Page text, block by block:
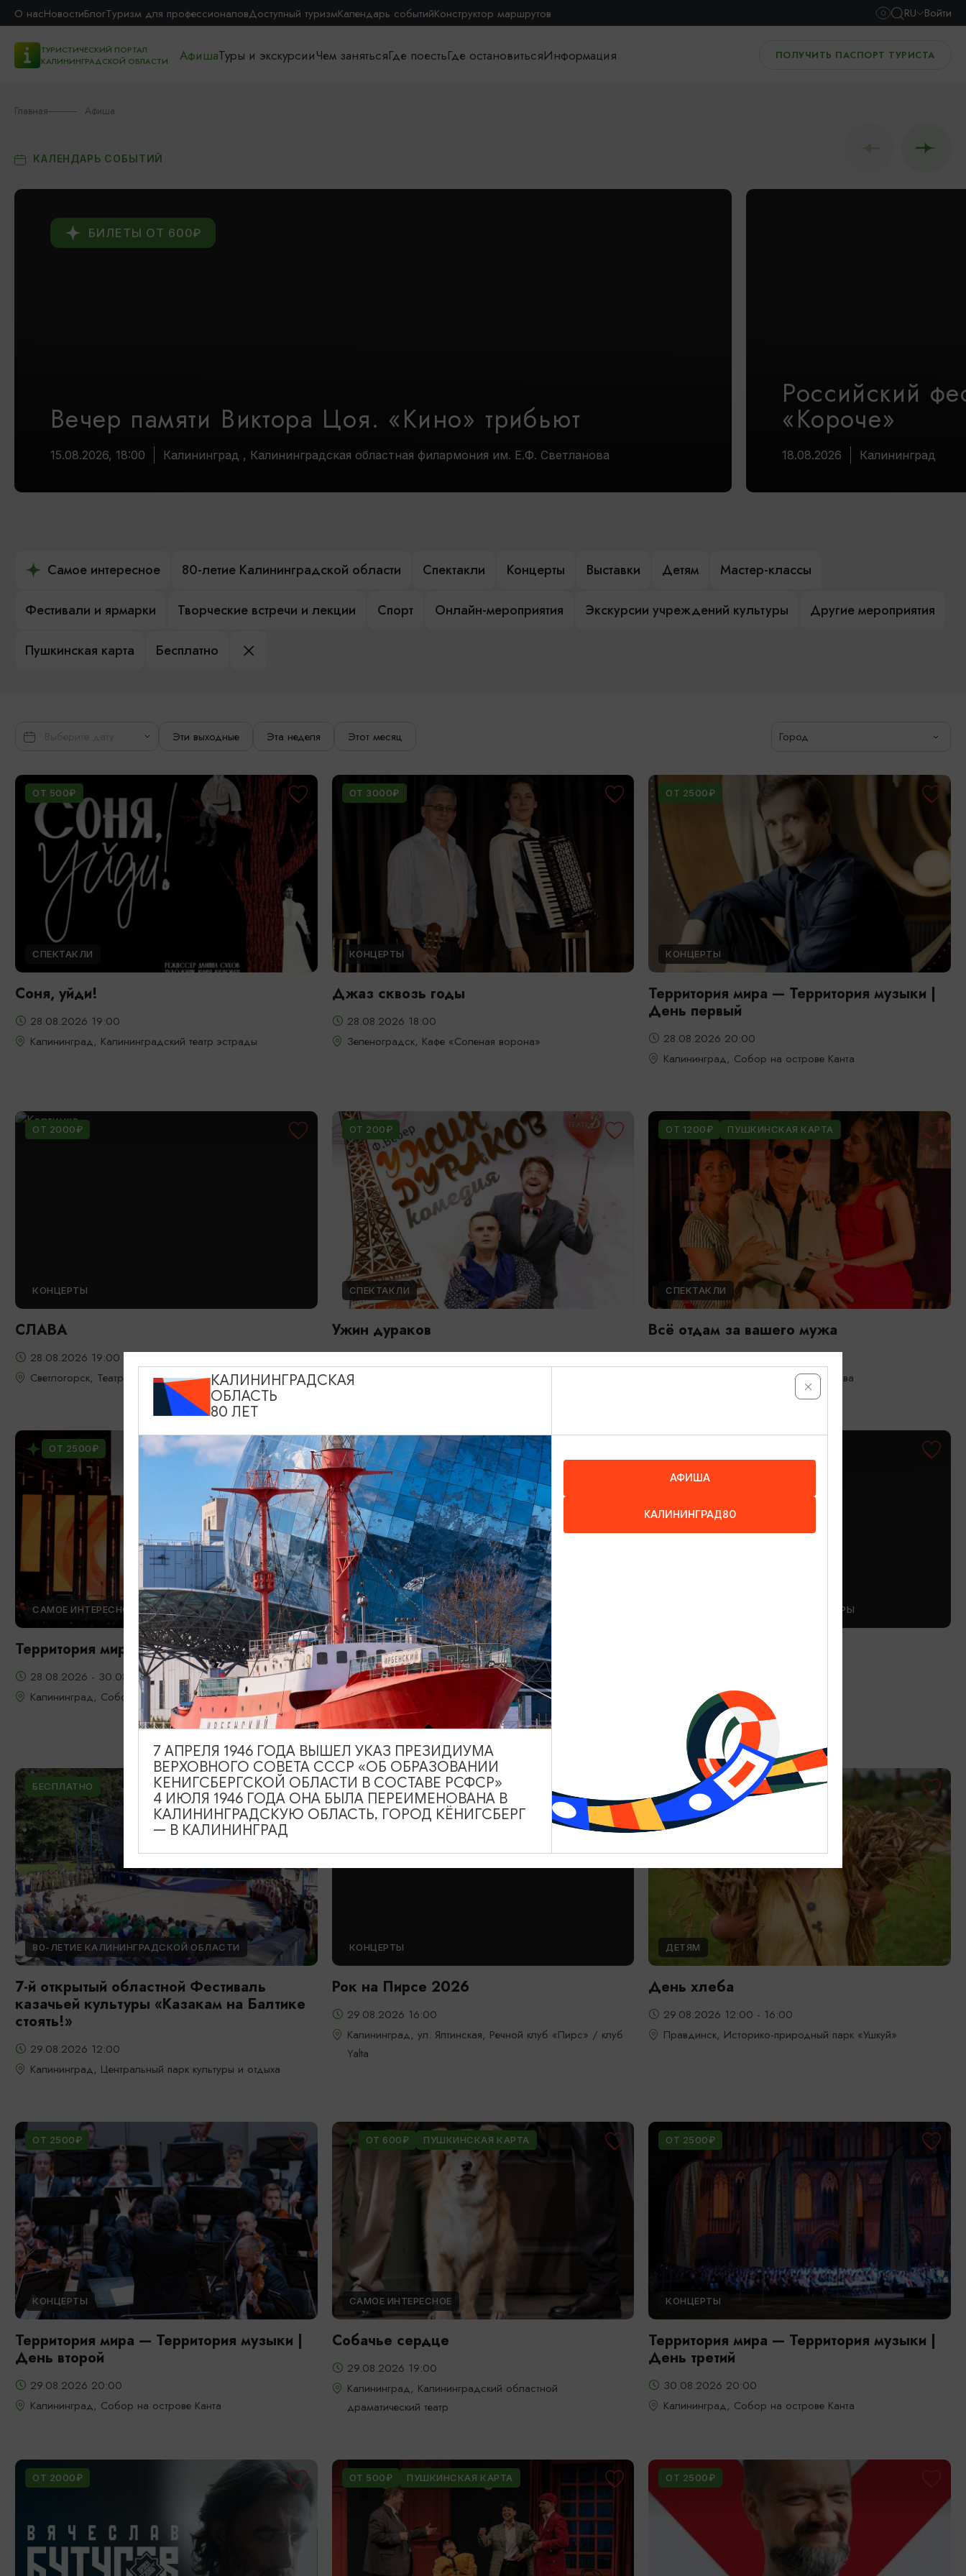
О насНовостиБлогТуризм для профессионаловДоступный туризмКалендарь событийКонструктор маршрутов RU Войти
ТУРИСТИЧЕСКИЙ ПОРТАЛ
КАЛИНИНГРАДСКОЙ ОБЛАСТИ
АфишаТуры и экскурсииЧем занятьсяГде поестьГде остановитьсяИнформация ПОЛУЧИТЬ ПАСПОРТ ТУРИСТА
Главная Афиша
КАЛЕНДАРЬ СОБЫТИЙ
Вечер памяти Виктора Цоя. «Кино» трибьют
15.08.2026, 18:00 Калининград , Калининградская областная филармония им. Е.Ф. Светланова
БИЛЕТЫ ОТ 600₽
Российский
«Короче»
18.08.2026 Калининград
Самое интересное 80-летие Калининградской области Спектакли Концерты Выставки Детям Мастер-классы
Фестивали и ярмарки Творческие встречи и лекции Спорт Онлайн-мероприятия Экскурсии учреждений культуры Другие мероприятия
Пушкинская карта Бесплатно
Эти выходные Эта неделя Этот месяц Город
ОТ 500₽
СПЕКТАКЛИ
Соня, уйди!
28.08.2026 19:00
Калининград, Калининградский театр эстрады
ОТ 3000₽
КОНЦЕРТЫ
Джаз сквозь годы
28.08.2026 18:00
Зеленоградск, Кафе «Соленая ворона»
ОТ 2500₽
КОНЦЕРТЫ
Территория мира — Территория музыки |
День первый
28.08.2026 20:00
Калининград, Собор на острове Канта
ОТ 2000₽
КОНЦЕРТЫ
СЛАВА
28.08.2026 19:00
Светлогорск, Театр эстрады «Янтарь-холл»
ОТ 200₽
СПЕКТАКЛИ
Ужин дураков
Гурьевск, Центр культуры и досуга г. Гурьевск
ОТ 1200₽ ПУШКИНСКАЯ КАРТА
СПЕКТАКЛИ
Всё отдам за вашего мужа
Калининград, Театр Николая Захарова
ОТ 2500₽
САМОЕ ИНТЕРЕСНОЕ
Территория мира - Территория музыки
28.08.2026 - 30.08.2026
Калининград, Собор на острове Канта
ОТ 600₽
КОНЦЕРТЫ
Большой концерт группы «Четыре»
29.08.2026 18:00
Калининград, Калининградская областная филармония
им. Е.Ф. Светланова
ЭКСКУРСИИ УЧРЕЖДЕНИЙ КУЛЬТУРЫ
Калининград, Музей янтаря
БЕСПЛАТНО
80-ЛЕТИЕ КАЛИНИНГРАДСКОЙ ОБЛАСТИ
7-й открытый областной Фестиваль
казачьей культуры «Казакам на Балтике
стоять!»
29.08.2026 12:00
Калининград, Центральный парк культуры и отдыха
ОТ 2400₽
КОНЦЕРТЫ
Рок на Пирсе 2026
29.08.2026 16:00
Калининград, ул. Ялтинская, Речной клуб «Пирс» / клуб
Yalta
ОТ 800₽
ДЕТЯМ
День хлеба
29.08.2026 12:00 - 16:00
Правдинск, Историко-природный парк «Ушкуй»
ОТ 2500₽
КОНЦЕРТЫ
Территория мира — Территория музыки |
День второй
29.08.2026 20:00
Калининград, Собор на острове Канта
ОТ 600₽ ПУШКИНСКАЯ КАРТА
САМОЕ ИНТЕРЕСНОЕ
Собачье сердце
29.08.2026 19:00
Калининград, Калининградский областной
драматический театр
ОТ 2500₽
КОНЦЕРТЫ
Территория мира — Территория музыки |
День третий
30.08.2026 20:00
Калининград, Собор на острове Канта
ОТ 2000₽ ОТ 500₽ ПУШКИНСКАЯ КАРТА ОТ 2500₽
КАЛИНИНГРАДСКАЯ
ОБЛАСТЬ
80 ЛЕТ
АФИША
КАЛИНИНГРАД80
7 АПРЕЛЯ 1946 ГОДА ВЫШЕЛ УКАЗ ПРЕЗИДИУМА
ВЕРХОВНОГО СОВЕТА СССР «ОБ ОБРАЗОВАНИИ
КЕНИГСБЕРГСКОЙ ОБЛАСТИ В СОСТАВЕ РСФСР»
4 ИЮЛЯ 1946 ГОДА ОНА БЫЛА ПЕРЕИМЕНОВАНА В
КАЛИНИНГРАДСКУЮ ОБЛАСТЬ, ГОРОД КЁНИГСБЕРГ
— В КАЛИНИНГРАД